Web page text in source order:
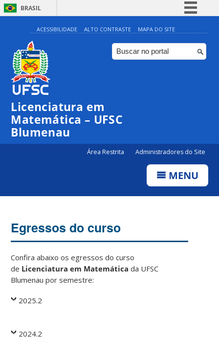
BRASIL
Simplifique!
Comunica BR
Participe
ACESSIBILIDADE ALTO CONTRASTE MAPA DO SITE
Licenciatura em
Matemática – UFSC
Blumenau
Área Restrita Administradores do Site
MENU
Egressos do curso
Confira abaixo os egressos do curso
de Licenciatura em Matemática da UFSC
Blumenau por semestre:
2025.2
2024.2